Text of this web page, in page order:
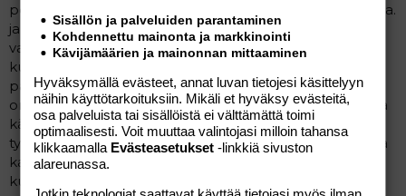
pelottava ollut ku tyttö oli pieni. kääpiöt kaikista kivimpia.
ja lumikki on tytön lempi prinsessa ( kun kysyy
vaihtoehtoisesti ruususta,bellee ,arielelia, niin lumikki
kuulemma paras)
paha noita sai palkkansa ja kaikki päätyy siinä sadussa
onnellisesti niin että lumikki ja prinssi menee naimisiin ja
kääpiöt käyvät heillä välillä kylässä.
tyttö tykkää sadusta sen vuoksi kun siinä on jännitystä, ja
kaikki lopulta käy hyvin. kääpiöistä aina puhellaan ,että
kuka on minkäkin niminen,kun kuvia katsellaan.
Sisällön ja palveluiden parantaminen
Kohdennettu mainonta ja markkinointi
Kävijämäärien ja mainonnan mittaaminen
Hyväksymällä evästeet, annat luvan tietojesi käsittelyyn
näihin käyttötarkoituksiin. Mikäli et hyväksy evästeitä,
osa palveluista tai sisällöistä ei välttämättä toimi
optimaalisesti. Voit muuttaa valintojasi milloin tahansa
klikkaamalla Evästeasetukset -linkkiä sivuston
alareunassa.